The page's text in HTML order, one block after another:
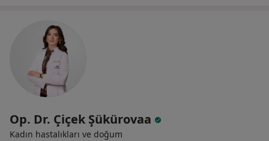
Op. Dr. Çiçek Şükürovaa
Kadın hastalıkları ve doğum